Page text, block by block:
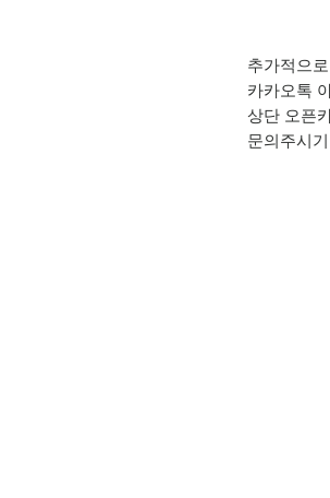
추가적으
카카오톡
상단 오픈
문의주시